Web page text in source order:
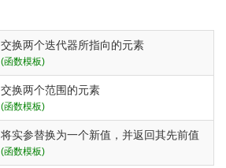
交换两个迭代器所指向的元素
(函数模板)
交换两个范围的元素
(函数模板)
将实参替换为一个新值，并返回其先前值
(函数模板)